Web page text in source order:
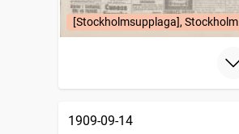
[Stockholmsupplaga], Stockholm
1909-09-14